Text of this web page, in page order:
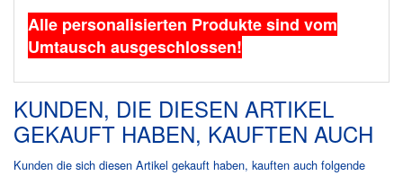
Alle personalisierten Produkte sind vom
Umtausch ausgeschlossen!
KUNDEN, DIE DIESEN ARTIKEL
GEKAUFT HABEN, KAUFTEN AUCH
Kunden die sich diesen Artikel gekauft haben, kauften auch folgende